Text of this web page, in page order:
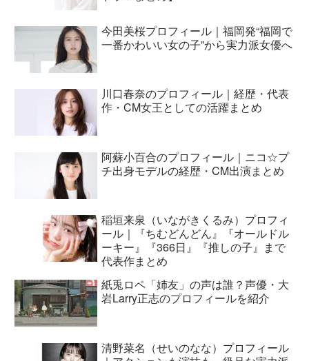
今田美桜プロフィール｜福岡発“福岡で
一番かわいい女の子”から実力派女優へ
川口春奈のプロフィール｜経歴・代表
作・CM女王としての活躍まとめ
阿蘇小百合のプロフィール｜ニコ☆プ
チ出身モデルの経歴・CM出演まとめ
稲垣来泉（いながきくるみ）プロフィ
ール｜『ちむどんどん』『オールドル
ーキー』『366日』『推しの子』まで
代表作まとめ
紙兎ロペ「姉友」の声は誰？声優・大
岩Larry正志のプロフィールを紹介
清野菜名（せいのなな）プロフィール